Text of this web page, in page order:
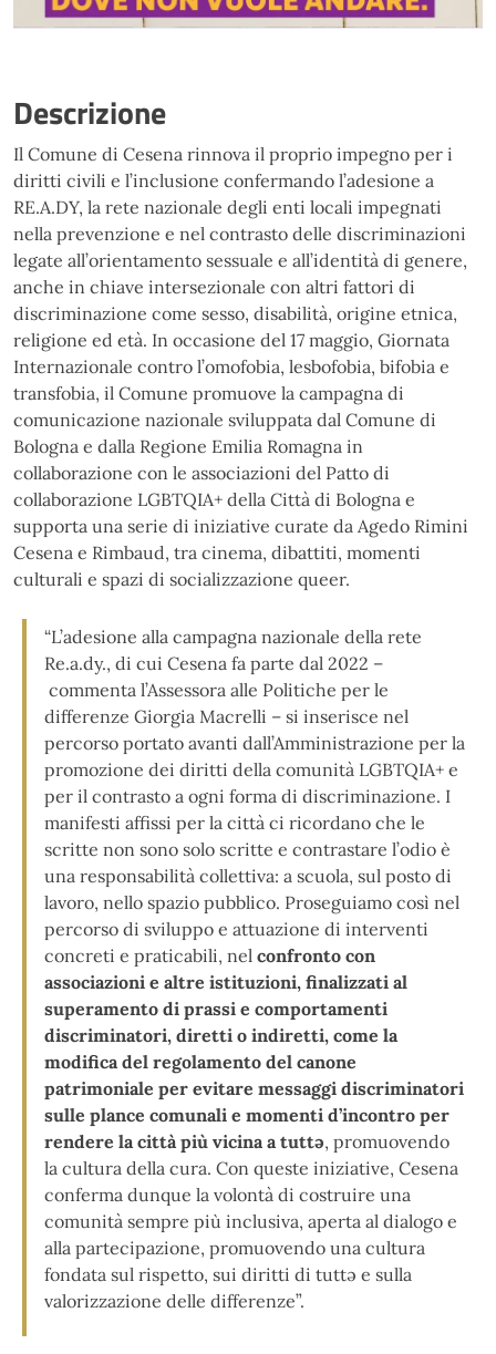
Descrizione
Il Comune di Cesena rinnova il proprio impegno per i
diritti civili e l’inclusione confermando l’adesione a
RE.A.DY, la rete nazionale degli enti locali impegnati
nella prevenzione e nel contrasto delle discriminazioni
legate all’orientamento sessuale e all’identità di genere,
anche in chiave intersezionale con altri fattori di
discriminazione come sesso, disabilità, origine etnica,
religione ed età. In occasione del 17 maggio, Giornata
Internazionale contro l’omofobia, lesbofobia, bifobia e
transfobia, il Comune promuove la campagna di
comunicazione nazionale sviluppata dal Comune di
Bologna e dalla Regione Emilia Romagna in
collaborazione con le associazioni del Patto di
collaborazione LGBTQIA+ della Città di Bologna e
supporta una serie di iniziative curate da Agedo Rimini
Cesena e Rimbaud, tra cinema, dibattiti, momenti
culturali e spazi di socializzazione queer.
“L’adesione alla campagna nazionale della rete
Re.a.dy., di cui Cesena fa parte dal 2022 –
commenta l’Assessora alle Politiche per le
differenze Giorgia Macrelli – si inserisce nel
percorso portato avanti dall’Amministrazione per la
promozione dei diritti della comunità LGBTQIA+ e
per il contrasto a ogni forma di discriminazione. I
manifesti affissi per la città ci ricordano che le
scritte non sono solo scritte e contrastare l’odio è
una responsabilità collettiva: a scuola, sul posto di
lavoro, nello spazio pubblico. Proseguiamo così nel
percorso di sviluppo e attuazione di interventi
concreti e praticabili, nel confronto con
associazioni e altre istituzioni, finalizzati al
superamento di prassi e comportamenti
discriminatori, diretti o indiretti, come la
modifica del regolamento del canone
patrimoniale per evitare messaggi discriminatori
sulle plance comunali e momenti d’incontro per
rendere la città più vicina a tuttə, promuovendo
la cultura della cura. Con queste iniziative, Cesena
conferma dunque la volontà di costruire una
comunità sempre più inclusiva, aperta al dialogo e
alla partecipazione, promuovendo una cultura
fondata sul rispetto, sui diritti di tuttə e sulla
valorizzazione delle differenze”.